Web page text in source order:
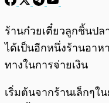
พร้อมเล่น
ร้านก๋วยเตี๋ยวลูกชิ้นปล
ได้เป็นอีกหนึ่งร้านอาห
ทางในการจ่ายเงิน
เริ่มต้นจากร้านเล็กๆใ